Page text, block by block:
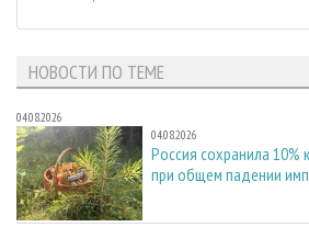
НОВОСТИ ПО ТЕМЕ
04.08.2026
04.08.2026
Россия сохранила 10%
при общем падении